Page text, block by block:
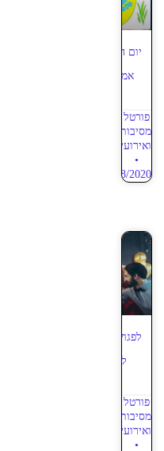
אמצע החיים – מאמר 2
פורטל
מסיבות
ואירועים
14/08/2020
לפגוש ולשמוח ביום הולדת
למבוגרים – מאמר 1
פורטל
מסיבות
ואירועים